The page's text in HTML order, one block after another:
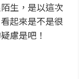
生，是以這次
起來是不是很
慮是吧！